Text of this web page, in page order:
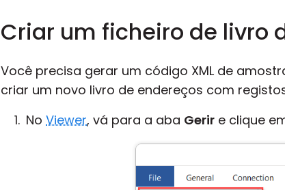
Criar um ficheiro de livro
Você precisa gerar um código XML de
criar um novo livro de endereços com
No Viewer, vá para a aba Gerir e clique